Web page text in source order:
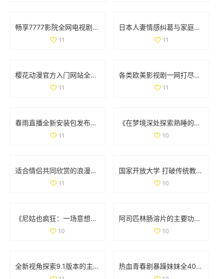
畅享7777影院全网电视剧免费观影之旅一路向西精彩不断
11
日本人妻情感纠葛与家庭道德的复杂探讨与反思
11
樱花动漫官方入门网站全新上线，探索丰富动漫世界的最佳起点
11
各类欧美影视剧一网打尽免费观看平台推荐与汇总
11
春雨直播全新安装包发布，畅享无缝直播体验不容错过
11
《在梦境深处探索熟睡的邻居秘密与奇遇的故事》
10
适合情侣共同欣赏的浪漫电影推荐列表，增进感情的最佳选择
11
国家开放大学 打破传统教育界限，开启学习新模式与机遇
10
《尼姑也疯狂：一场意想不到的幽默与智慧的碰撞》
10
阿司匹林肠溶片的主要功效与作用详解及健康益处分析
10
全新视角探索9.1版本的主要更新与革新内容解读 热血青春剧暴躁妹妹全40集免费观看带你领略成长的烦恼与欢笑